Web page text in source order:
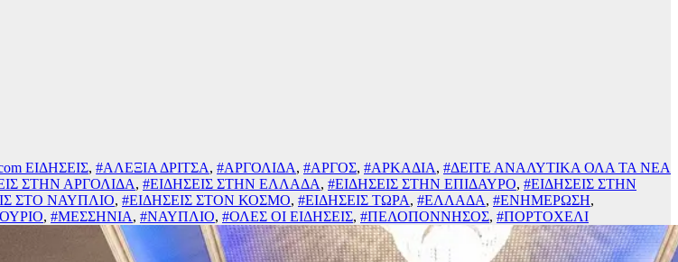
ΕΙΔΗΣΕΙΣ, #ΑΛΕΞΙΑ ΔΡΙΤΣΑ, #ΑΡΓΟΛΙΔΑ, #ΑΡΓΟΣ, #ΑΡΚΑΔΙΑ, #ΔΕΙΤΕ ΑΝΑΛΥΤΙΚΑ ΟΛΑ ΤΑ ΝΕΑ
ΣΤΗΝ ΑΡΓΟΛΙΔΑ, #ΕΙΔΗΣΕΙΣ ΣΤΗΝ ΕΛΛΑΔΑ, #ΕΙΔΗΣΕΙΣ ΣΤΗΝ ΕΠΙΔΑΥΡΟ, #ΕΙΔΗΣΕΙΣ ΣΤΗΝ
ΣΤΟ ΝΑΥΠΛΙΟ, #ΕΙΔΗΣΕΙΣ ΣΤΟΝ ΚΟΣΜΟ, #ΕΙΔΗΣΕΙΣ ΤΩΡΑ, #ΕΛΛΑΔΑ, #ΕΝΗΜΕΡΩΣΗ,
, #ΜΕΣΣΗΝΙΑ, #ΝΑΥΠΛΙΟ, #ΟΛΕΣ ΟΙ ΕΙΔΗΣΕΙΣ, #ΠΕΛΟΠΟΝΝΗΣΟΣ, #ΠΟΡΤΟΧΕΛΙ